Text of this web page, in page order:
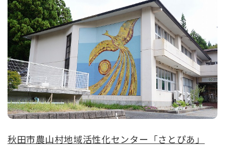
秋田市農山村地域活性化センター「さとぴあ」